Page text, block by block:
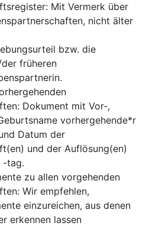
Mit Vermerk über
nicht älter
bzw. die
früheren
Dokument mit Vor-,
vorhergehende*r
Datum der
und der Auflösung(en)
-tag.
zu allen vorgehenden
Wir empfehlen,
einzureichen, aus denen
erkennen lassen